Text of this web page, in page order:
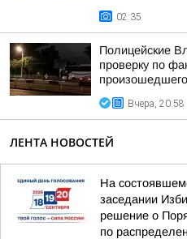
02:35
Полицейские
проверку по
Вчера, 20:58
ЛЕНТА НОВОСТЕЙ
На
заседании
решение о
по